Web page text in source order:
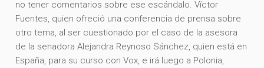
no tener comentarios sobre ese escándalo. Víctor
Fuentes, quien ofreció una conferencia de prensa sobre
otro tema, al ser cuestionado por el caso de la asesora
de la senadora Alejandra Reynoso Sánchez, quien está en
España, para su curso con Vox, e irá luego a Polonia,